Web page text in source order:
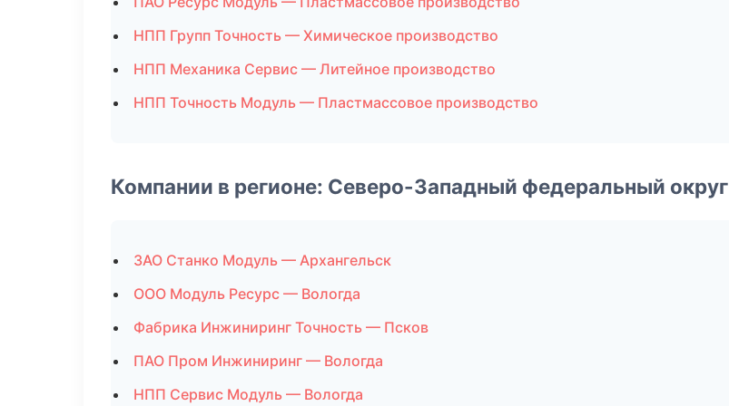
НПП Групп Точность — Химическое производство
НПП Механика Сервис — Литейное производство
НПП Точность Модуль — Пластмассовое производство
Компании в регионе: Северо-Западный федеральный округ
ЗАО Станко Модуль — Архангельск
ООО Модуль Ресурс — Вологда
Фабрика Инжиниринг Точность — Псков
ПАО Пром Инжиниринг — Вологда
НПП Сервис Модуль — Вологда